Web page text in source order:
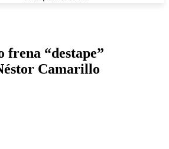
frena “destape”
Camarillo